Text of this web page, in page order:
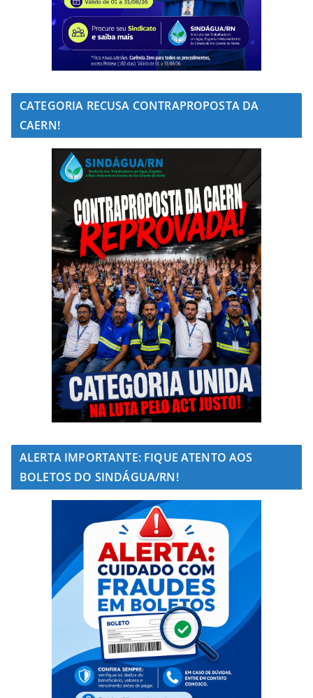
CATEGORIA RECUSA CONTRAPROPOSTA DA
CAERN!
ALERTA IMPORTANTE: FIQUE ATENTO AOS
BOLETOS DO SINDÁGUA/RN!